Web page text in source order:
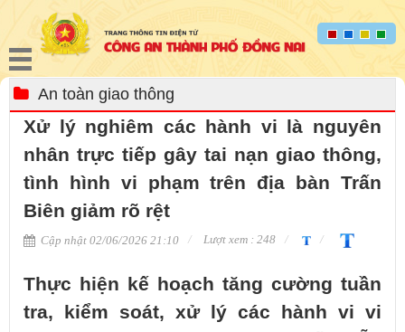
An toàn giao thông
Xử lý nghiêm các hành vi là nguyên
nhân trực tiếp gây tai nạn giao thông,
tình hình vi phạm trên địa bàn Trấn
Biên giảm rõ rệt
Cập nhật 02/06/2026 21:10 Lượt xem : 248
Thực hiện kế hoạch tăng cường tuần
tra, kiểm soát, xử lý các hành vi vi